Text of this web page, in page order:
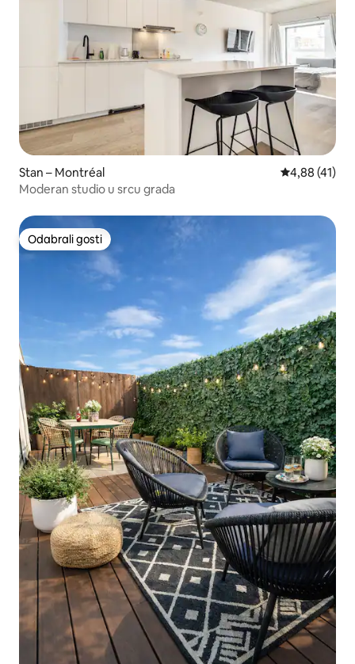
Stan – Montréal Prosječna
4,88 (41)
Moderan studio u srcu grada
Odabrali gosti
Odabrali gosti